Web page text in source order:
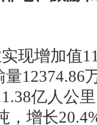
现增加值
量12374.86
亿人公
，增长